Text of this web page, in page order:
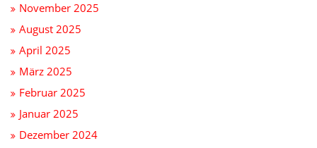
November 2025
August 2025
April 2025
März 2025
Februar 2025
Januar 2025
Dezember 2024